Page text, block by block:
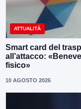
ATTUALITÀ
Smart card del
all’attacco:
fisico»
10 AGOSTO 2026